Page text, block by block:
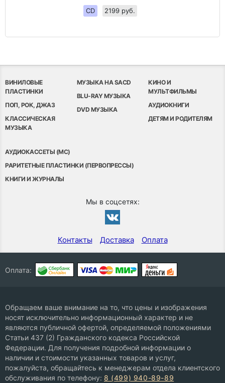
CD 2199 руб.
ВИНИЛОВЫЕ
ПЛАСТИНКИ
ПОП, РОК, ДЖАЗ
КЛАССИЧЕСКАЯ
МУЗЫКА
МУЗЫКА НА SACD
BLU-RAY МУЗЫКА
DVD МУЗЫКА
КИНО И
МУЛЬТФИЛЬМЫ
АУДИОКНИГИ
ДЕТЯМ И РОДИТЕЛЯМ
АУДИОКАССЕТЫ (MC)
РАРИТЕТНЫЕ ПЛАСТИНКИ (ПЕРВОПРЕССЫ)
КНИГИ И ЖУРНАЛЫ
Мы в соцсетях:
Контакты Доставка Оплата
Оплата:
Обращаем ваше внимание на то, что цены и изображения
носят исключительно информационный характер и не
являются публичной офертой, определяемой положениями
Статьи 437 (2) Гражданского кодекса Российской
Федерации. Для получения подробной информации о
наличии и стоимости указанных товаров и услуг,
пожалуйста, обращайтесь к менеджерам отдела клиентского
обслуживания по телефону: 8 (499) 940-89-89